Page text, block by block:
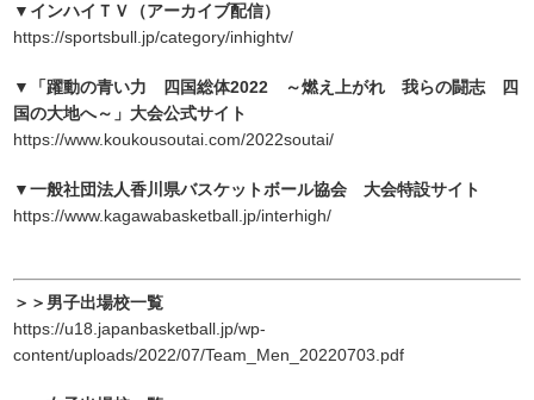
▼インハイＴＶ（アーカイブ配信）
https://sportsbull.jp/category/inhightv/
▼「躍動の青い力 四国総体2022 ～燃え上がれ 我らの闘志 四
国の大地へ～」大会公式サイト
https://www.koukousoutai.com/2022soutai/
▼一般社団法人香川県バスケットボール協会 大会特設サイト
https://www.kagawabasketball.jp/interhigh/
＞＞男子出場校一覧
https://u18.japanbasketball.jp/wp-
content/uploads/2022/07/Team_Men_20220703.pdf